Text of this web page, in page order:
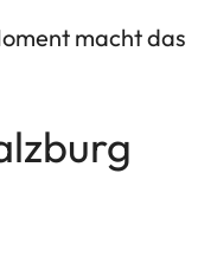
macht das